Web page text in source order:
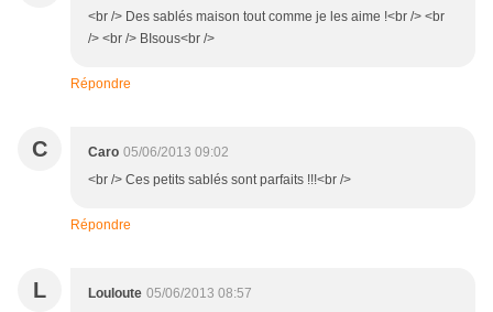
<br /> Des sablés maison tout comme je les aime !<br /> <br
/> <br /> BIsous<br />
Répondre
C Caro 05/06/2013 09:02
<br /> Ces petits sablés sont parfaits !!!<br />
Répondre
L Louloute 05/06/2013 08:57